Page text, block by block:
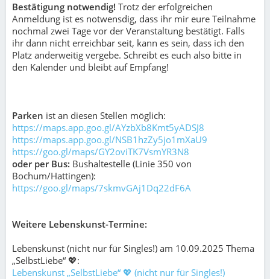
Bestätigung notwendig! Trotz der erfolgreichen
Anmeldung ist es notwensdig, dass ihr mir eure Teilnahme
nochmal zwei Tage vor der Veranstaltung bestätigt. Falls
ihr dann nicht erreichbar seit, kann es sein, dass ich den
Platz anderweitig vergebe. Schreibt es euch also bitte in
den Kalender und bleibt auf Empfang!
Parken ist an diesen Stellen möglich:
https://maps.app.goo.gl/AYzbXb8Kmt5yADSJ8
https://maps.app.goo.gl/NSB1hzZy5jo1mXaU9
https://goo.gl/maps/GY2oviTK7VsmYR3N8
oder per Bus: Bushaltestelle (Linie 350 von
Bochum/Hattingen):
https://goo.gl/maps/7skmvGAj1Dq22dF6A
Weitere Lebenskunst-Termine:
Lebenskunst (nicht nur für Singles!) am 10.09.2025 Thema
„SelbstLiebe“ 💖:
Lebenskunst „SelbstLiebe“ 💖 (nicht nur für Singles!)